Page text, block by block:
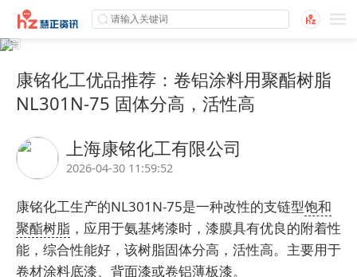
康铭化工优品推荐：卷铝涂料用聚酯树脂
NL301N-75 固体分高，活性高
上海康铭化工有限公司
2026-04-30 11:59:52
康铭化工生产的NL301N-75是一种改性的支链型饱和
聚酯树脂 ，应用于氨基烤漆时，漆膜具有优良的附着性
能，综合性能好，该树脂固体分高，活性高。主要用于
卷材涂料底漆、背面漆或卷铝薄板漆。